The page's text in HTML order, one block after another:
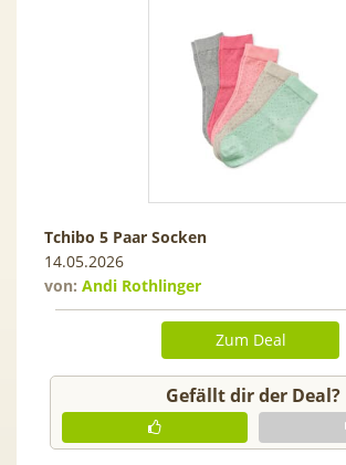
Tchibo 5 Paar Socken
14.05.2026
von: Andi Rothlinger
Zum Deal
Gefällt dir der Deal?